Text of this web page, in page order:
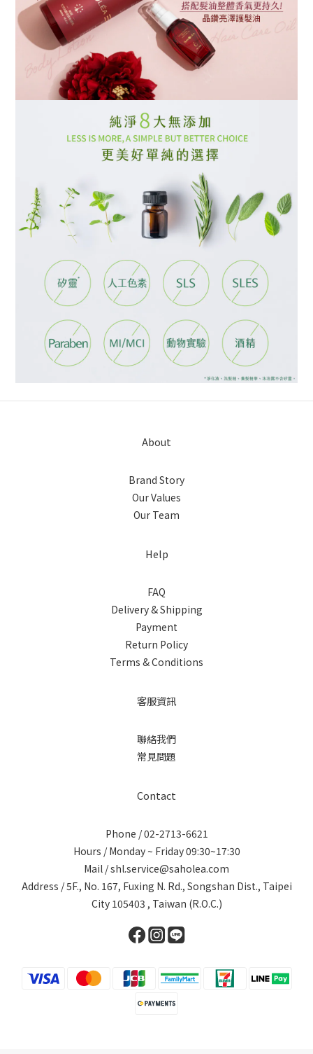
About
Brand Story
Our Values
Our Team
Help
FAQ
Delivery & Shipping
Payment
Return Policy
Terms & Conditions
客服資訊
聯絡我們
常見問題
Contact
Phone / 02-2713-6621
Hours / Monday ~ Friday 09:30~17:30
Mail / shl.service@saholea.com
Address / 5F., No. 167, Fuxing N. Rd., Songshan Dist., Taipei
City 105403 , Taiwan (R.O.C.)